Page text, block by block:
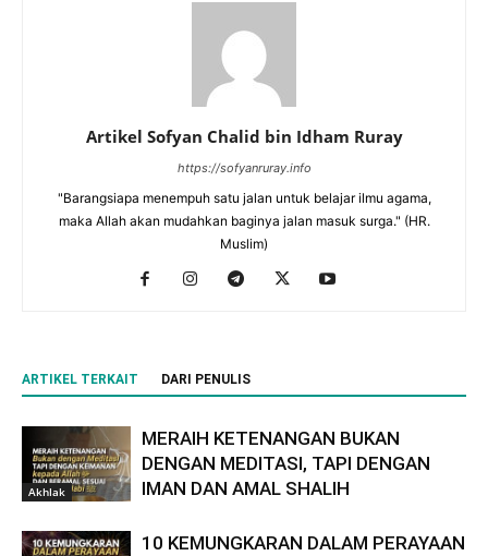
Artikel Sofyan Chalid bin Idham Ruray
https://sofyanruray.info
"Barangsiapa menempuh satu jalan untuk belajar ilmu agama,
maka Allah akan mudahkan baginya jalan masuk surga." (HR.
Muslim)
ARTIKEL TERKAIT DARI PENULIS
Akhlak
MERAIH KETENANGAN BUKAN
DENGAN MEDITASI, TAPI DENGAN
IMAN DAN AMAL SHALIH
10 KEMUNGKARAN DALAM PERAYAAN